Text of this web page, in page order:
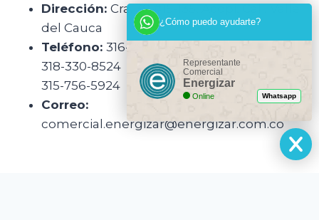
Dirección: Cra. 38 #15-135, Acopi, Cali, Valle
del Cauca
Teléfono: 316-290-3650
318-330-8524
315-756-5924
Correo:
comercial.energizar@energizar.com.co
¿Cómo puedo ayudarte?
Representante
Comercial
Energizar
Online Whatsapp